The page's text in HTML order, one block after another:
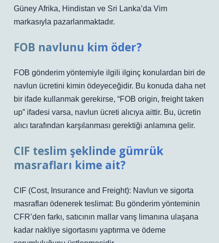
Güney Afrika, Hindistan ve Sri Lanka’da Vim
markasıyla pazarlanmaktadır.
FOB navlunu kim öder?
FOB gönderim yöntemiyle ilgili ilginç konulardan biri de
navlun ücretini kimin ödeyeceğidir. Bu konuda daha net
bir ifade kullanmak gerekirse, “FOB origin, freight taken
up” ifadesi varsa, navlun ücreti alıcıya aittir. Bu, ücretin
alıcı tarafından karşılanması gerektiği anlamına gelir.
CIF teslim şeklinde gümrük
masrafları kime ait?
CIF (Cost, Insurance and Freight): Navlun ve sigorta
masrafları ödenerek teslimat: Bu gönderim yönteminin
CFR’den farkı, satıcının mallar varış limanına ulaşana
kadar nakliye sigortasını yaptırma ve ödeme